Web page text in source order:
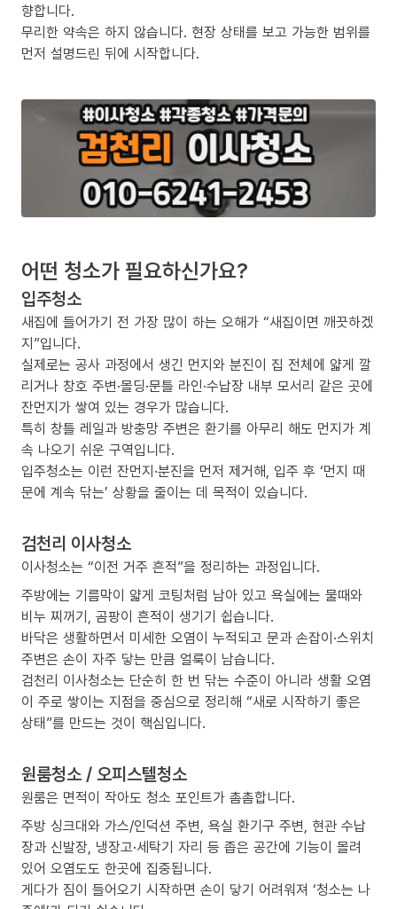
향합니다.
무리한 약속은 하지 않습니다. 현장 상태를 보고 가능한 범위를
먼저 설명드린 뒤에 시작합니다.
어떤 청소가 필요하신가요?
입주청소
새집에 들어가기 전 가장 많이 하는 오해가 “새집이면 깨끗하겠
지”입니다.
실제로는 공사 과정에서 생긴 먼지와 분진이 집 전체에 얇게 깔
리거나 창호 주변·몰딩·문틀 라인·수납장 내부 모서리 같은 곳에
잔먼지가 쌓여 있는 경우가 많습니다.
특히 창틀 레일과 방충망 주변은 환기를 아무리 해도 먼지가 계
속 나오기 쉬운 구역입니다.
입주청소는 이런 잔먼지·분진을 먼저 제거해, 입주 후 ‘먼지 때
문에 계속 닦는’ 상황을 줄이는 데 목적이 있습니다.
검천리 이사청소
이사청소는 “이전 거주 흔적”을 정리하는 과정입니다.
주방에는 기름막이 얇게 코팅처럼 남아 있고 욕실에는 물때와
비누 찌꺼기, 곰팡이 흔적이 생기기 쉽습니다.
바닥은 생활하면서 미세한 오염이 누적되고 문과 손잡이·스위치
주변은 손이 자주 닿는 만큼 얼룩이 남습니다.
검천리 이사청소는 단순히 한 번 닦는 수준이 아니라 생활 오염
이 주로 쌓이는 지점을 중심으로 정리해 “새로 시작하기 좋은
상태”를 만드는 것이 핵심입니다.
원룸청소 / 오피스텔청소
원룸은 면적이 작아도 청소 포인트가 촘촘합니다.
주방 싱크대와 가스/인덕션 주변, 욕실 환기구 주변, 현관 수납
장과 신발장, 냉장고·세탁기 자리 등 좁은 공간에 기능이 몰려
있어 오염도도 한곳에 집중됩니다.
게다가 짐이 들어오기 시작하면 손이 닿기 어려워져 ‘청소는 나